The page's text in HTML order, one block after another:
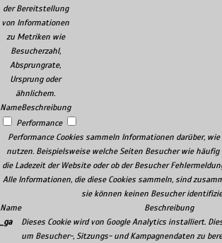
der Bereitstellung
von Informationen
zu Metriken wie
Besucherzahl,
Absprungrate,
Ursprung oder
ähnlichem.
NameBeschreibung
Performance
Performance Cookies sammeln Informationen darüber,
nutzen. Beispielsweise welche Seiten Besucher wie häufig
die Ladezeit der Website oder ob der Besucher
Alle Informationen, die diese Cookies sammeln, sind
sie können keinen Besucher
Name
Beschreibung
_ga
Dieses Cookie wird von Google Analytics installiert.
um Besucher-, Sitzungs- und Kampagnendaten zu